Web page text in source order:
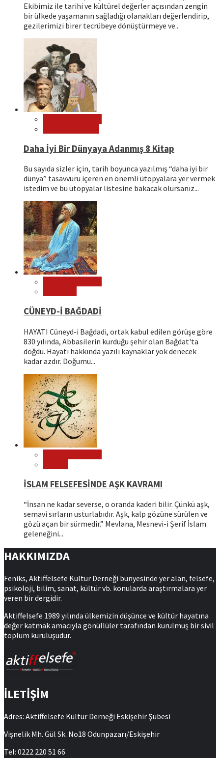
Ekibimiz ile tarihi ve kültürel değerler açısından zengin
bir ülkede yaşamanın sağladığı olanakları değerlendirip,
gezilerimizi birer tecrübeye dönüştürmeye ve...
Daha İyi Bir Dünyaya Adanmış 8 Kitap
Bu sayıda sizler için, tarih boyunca yazılmış “daha iyi bir
dünya” tasavvuru içeren en önemli ütopyalara yer vermek
istedim ve bu ütopyalar listesine bakacak olursanız...
CÜNEYD-İ BAĞDADİ
HAYATI Cüneyd-i Bağdadi, ortak kabul edilen görüşe göre
830 yılında, Abbasilerin kurduğu şehir olan Bağdat'ta
doğdu. Hayatı hakkında yazılı kaynaklar yok denecek
kadar azdır. Doğumu...
İSLAM FELSEFESİNDE AŞK KAVRAMI
“İnsan ne kadar severse, o oranda kaderi bilir. Çünkü aşk,
semavi sırların usturlabıdır. Aşk, kalp gözüne sürülen ve
gözü açan bir sürmedir.” Mevlana, Mesnevi-i Şerif İslam
geleneğini...
HAKKIMIZDA
Feniks, Aktiffelsefe Kültür Derneği bünyesinde yer alan, felsefe,
psikoloji, bilim, sanat, kültür vb. konularda araştırmalara yer
veren bir dergidir.
Aktiffelsefe 1989 yılında ülkemizin düşünce ve kültür hayatına
değer katmak amacıyla gönüllüler tarafından kurulmuş bir sivil
toplum kuruluşudur.
İLETİŞİM
Adres: Aktiffelsefe Kültür Derneği Eskişehir Şubesi
Vişnelik Mh. Gül Sk. No18 Odunpazarı/Eskişehir
Tel: 0222 220 51 66